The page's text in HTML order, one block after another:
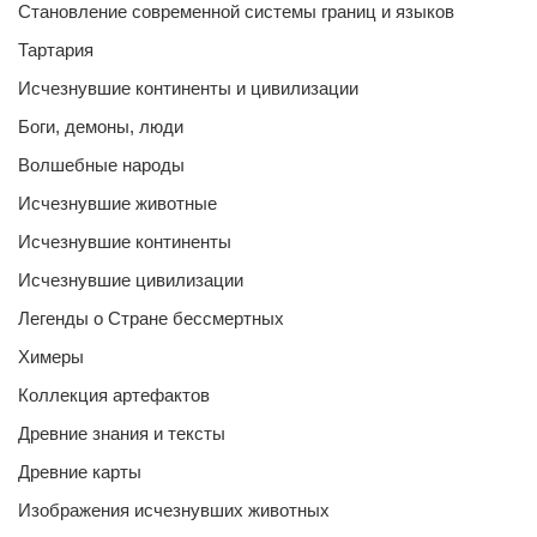
Становление современной системы границ и языков
Тартария
Исчезнувшие континенты и цивилизации
Боги, демоны, люди
Волшебные народы
Исчезнувшие животные
Исчезнувшие континенты
Исчезнувшие цивилизации
Легенды о Стране бессмертных
Химеры
Коллекция артефактов
Древние знания и тексты
Древние карты
Изображения исчезнувших животных